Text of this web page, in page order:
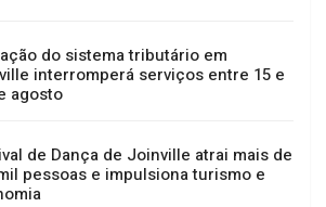
do sistema tributário em
interromperá serviços entre 15 e
agosto
de Dança de Joinville atrai mais de
pessoas e impulsiona turismo e